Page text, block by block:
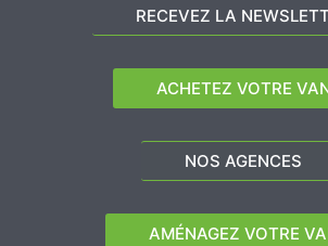
RECEVEZ LA
ACHETEZ VOTRE
NOS AGENCES
AMÉNAGEZ VOTRE